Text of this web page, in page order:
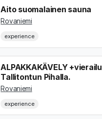
Aito suomalainen sauna
Rovaniemi
experience
ALPAKKAKÄVELY +vierailu
Tallitontun Pihalla.
Rovaniemi
experience